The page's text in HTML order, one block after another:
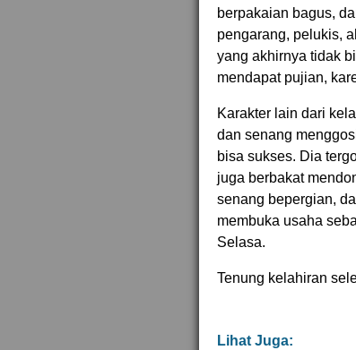
berpakaian bagus,
pengarang, pelukis,
yang akhirnya tidak
mendapat pujian,
Karakter lain dari
dan senang
bisa sukses. Dia
juga berbakat
senang bepergian,
membuka usaha
Selasa.
Tenung kelahiran
Lihat Juga: